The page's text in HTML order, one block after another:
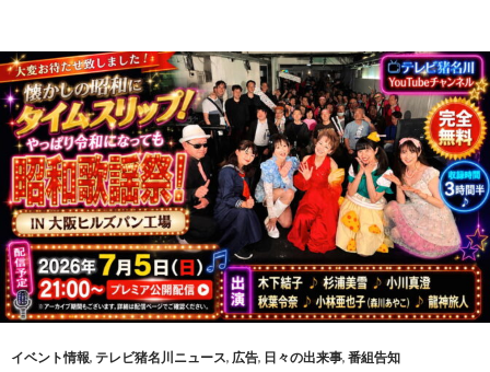
キ
ッ
プ
イベント情報, テレビ猪名川ニュース, 広告, 日々の出来事, 番組告知